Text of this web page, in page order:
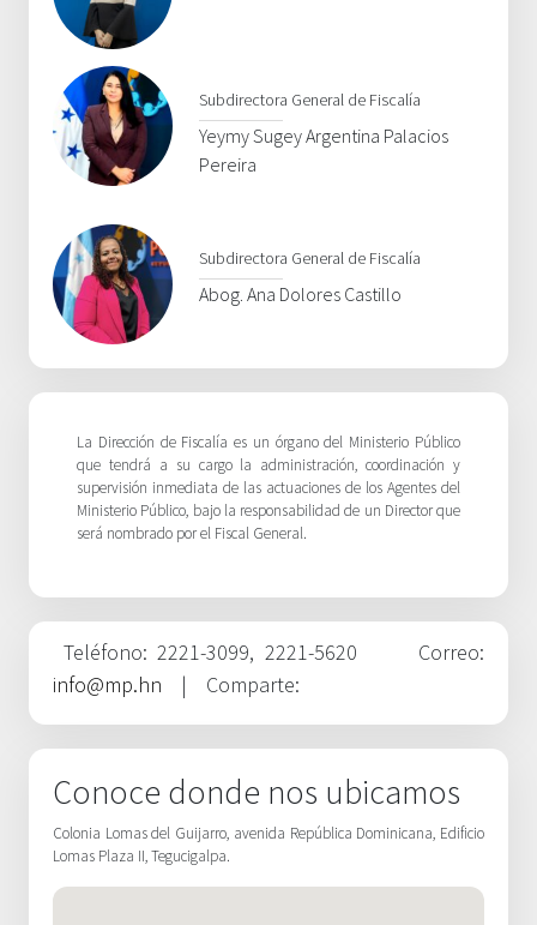
Subdirectora General de Fiscalía
Yeymy Sugey Argentina Palacios
Pereira
Subdirectora General de Fiscalía
Abog. Ana Dolores Castillo
La Dirección de Fiscalía es un órgano del Ministerio Público
que tendrá a su cargo la administración, coordinación y
supervisión inmediata de las actuaciones de los Agentes del
Ministerio Público, bajo la responsabilidad de un Director que
será nombrado por el Fiscal General.
Teléfono: 2221-3099, 2221-5620
Correo:
info@mp.hn | Comparte:
Conoce donde nos ubicamos
Colonia Lomas del Guijarro, avenida República Dominicana, Edificio
Lomas Plaza II, Tegucigalpa.